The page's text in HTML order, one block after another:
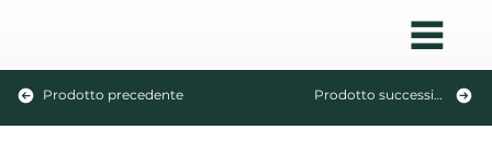
Prodotto successivo
Prodotto precedente